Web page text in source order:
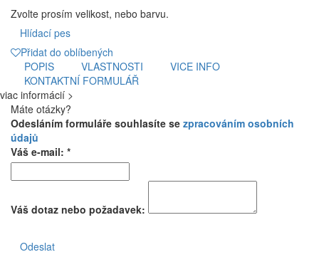
Zvolte prosím velikost, nebo barvu.
Hlídací pes
Přidat do oblíbených
POPIS
VLASTNOSTI
VICE INFO
KONTAKTNÍ FORMULÁŘ
viac informácií >
Máte otázky?
Odesláním formuláře souhlasíte se zpracováním osobních
údajů
Váš e-mail: *
Váš dotaz nebo požadavek:
Odeslat